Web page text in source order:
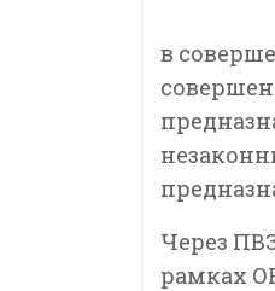
в
Через
рамках